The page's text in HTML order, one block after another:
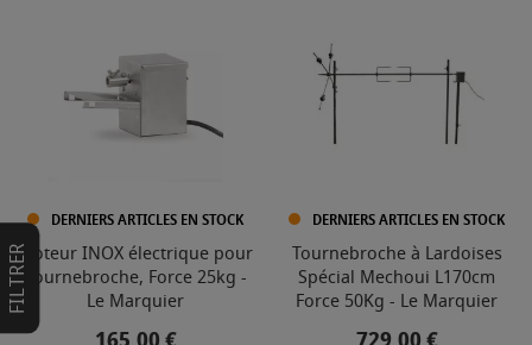
FILTRER
DERNIERS ARTICLES EN STOCK
Moteur INOX électrique pour
Tournebroche, Force 25kg -
Le Marquier
Prix
DERNIERS ARTICLES EN STOCK
Tournebroche à Lardoises
Spécial Mechoui L170cm
Force 50Kg - Le Marquier
Prix